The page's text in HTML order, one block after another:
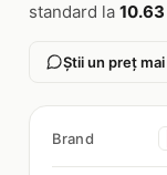
standard la
Știi un preț
Brand